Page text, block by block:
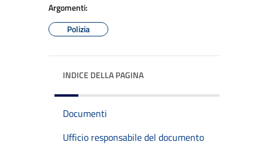
Argomenti:
Polizia
INDICE DELLA PAGINA
Documenti
Ufficio responsabile del documento